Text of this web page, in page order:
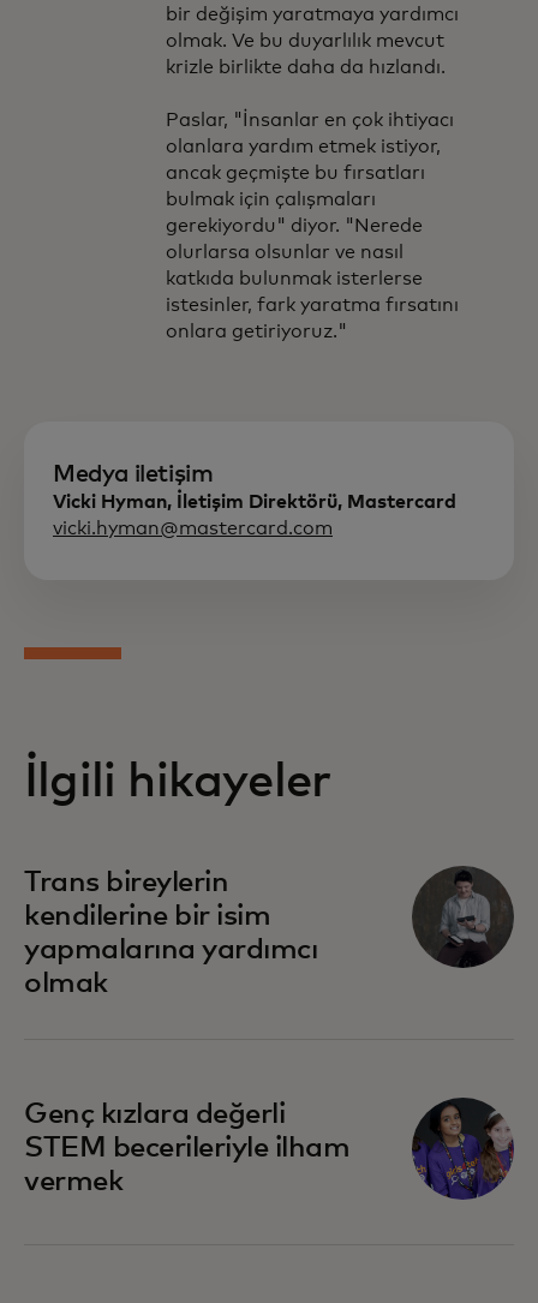
bir değişim yaratmaya yardımcı
olmak. Ve bu duyarlılık mevcut
krizle birlikte daha da hızlandı.
Paslar, "İnsanlar en çok ihtiyacı
olanlara yardım etmek istiyor,
ancak geçmişte bu fırsatları
bulmak için çalışmaları
gerekiyordu" diyor. "Nerede
olurlarsa olsunlar ve nasıl
katkıda bulunmak isterlerse
istesinler, fark yaratma fırsatını
onlara getiriyoruz."
Medya iletişim
Vicki Hyman, İletişim Direktörü, Mastercard
vicki.hyman@mastercard.com
İlgili hikayeler
Trans bireylerin
kendilerine bir isim
yapmalarına yardımcı
olmak
opens in a new tab
Genç kızlara değerli
STEM becerileriyle ilham
vermek
opens in a new tab